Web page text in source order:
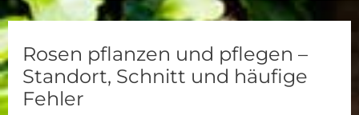
Rosen pflanzen und pflegen –
Standort, Schnitt und häufige
Fehler